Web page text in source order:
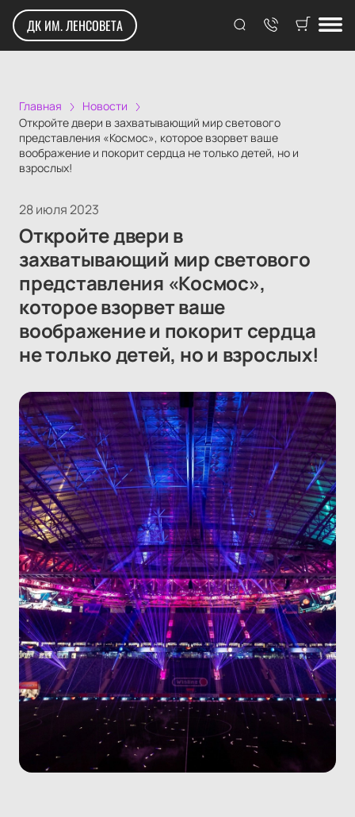
ДК ИМ. ЛЕНСОВЕТА
Главная
Новости
Откройте двери в захватывающий мир светового
представления «Космос», которое взорвет ваше
воображение и покорит сердца не только детей, но и
взрослых!
28 июля 2023
Откройте двери в
захватывающий мир светового
представления «Космос»,
которое взорвет ваше
воображение и покорит сердца
не только детей, но и взрослых!